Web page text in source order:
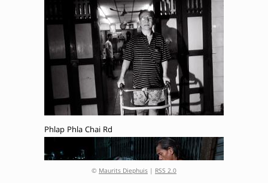
Phlap Phla Chai Rd
© Maurits Diephuis | RSS 2.0